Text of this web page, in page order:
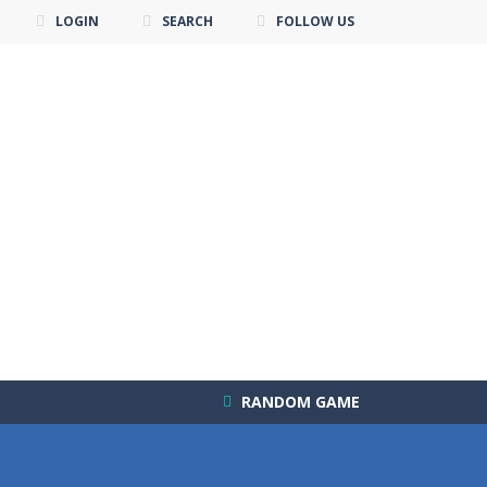
LOGIN SEARCH FOLLOW US
RANDOM GAME